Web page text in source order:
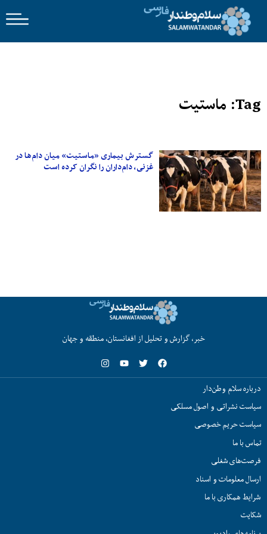
Tag: ماستیت
گسترش بیماری «ماستیت» میان دام‌ها در
غزنی، دام‌داران را نگران کرده است
خبر، گزارش و تحلیل از افغانستان، منطقه و جهان
درباره سلام وطن‌دار
سیاست نشراتی و اصول مسلکی
سیاست حریم خصوصی
تماس با ما
فرصت‌های شغلی
ارسال معلومات و اسناد
شرایط همکاری با ما
شکایت